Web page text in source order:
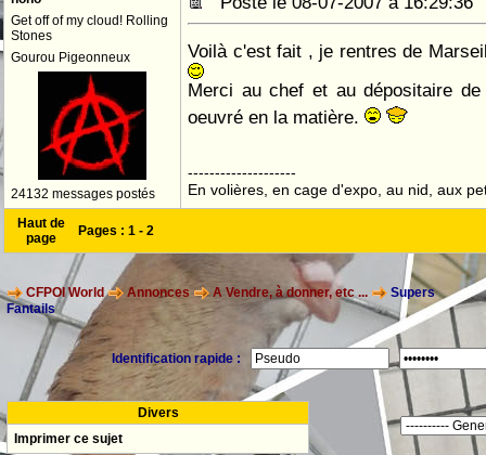
Get off of my cloud! Rolling
Stones
Gourou Pigeonneux
24132 messages postés
Voilà c'est fait , je rentres de
Merci au chef et au dépositaire
oeuvré en la matière.
--------------------
En volières, en cage d'expo, au nid, aux
Haut de
page
Pages : 1 - 2
CFPOI World Annonces A Vendre, à donner, etc ...
Supers
Fantails
Identification rapide :
Divers
Imprimer ce sujet